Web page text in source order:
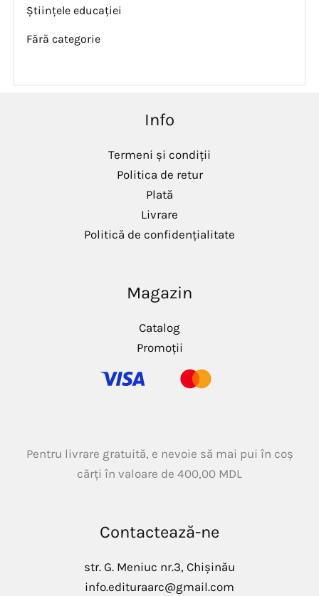
Științele educației
Fără categorie
Info
Termeni și condiții
Politica de retur
Plată
Livrare
Politică de confidențialitate
Magazin
Catalog
Promoții
Pentru livrare gratuită, e nevoie să mai pui în coș
cărți în valoare de 400,00 MDL
Contactează-ne
str. G. Meniuc nr.3, Chișinău
info.edituraarc@gmail.com